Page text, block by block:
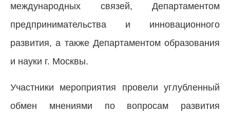
международных связей, Департаментом
предпринимательства и инновационного
развития, а также Департаментом образования
и науки г. Москвы.
Участники мероприятия провели углубленный
обмен мнениями по вопросам развития